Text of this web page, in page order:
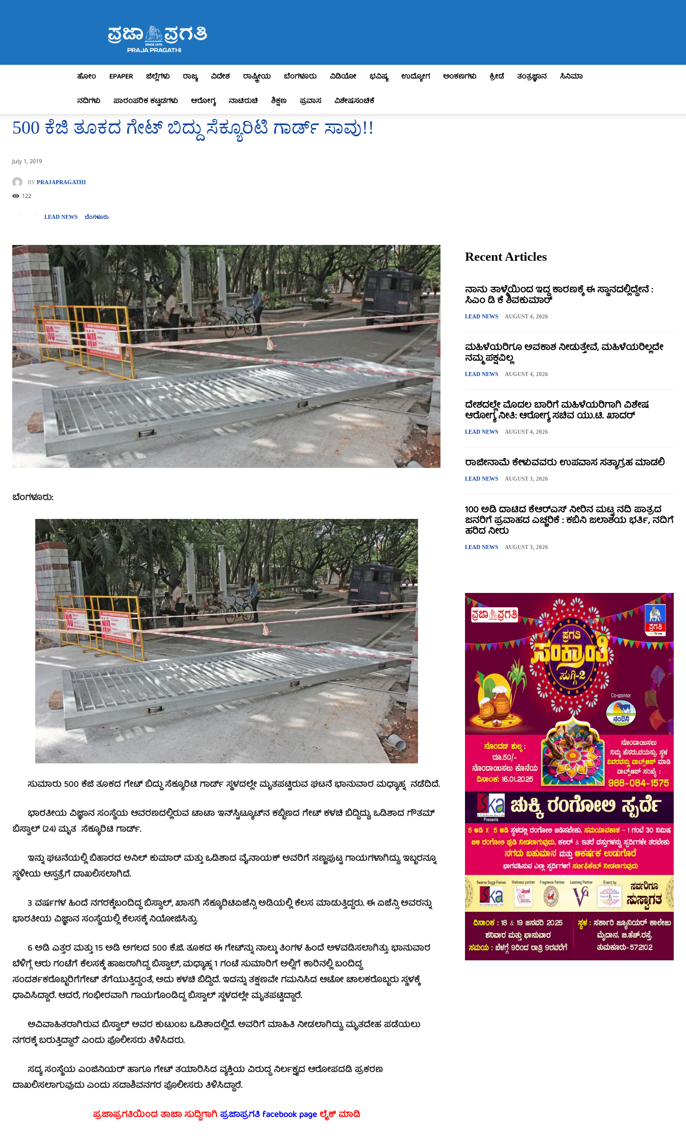
Pragathi
ಹೋಂ EPAPER ಜಿಲ್ಲೆಗಳು ರಾಜ್ಯ ವಿದೇಶ ರಾಷ್ಟ್ರೀಯ ಬೆಂಗಳೂರು ವಿಡಿಯೋ ಭವಿಷ್ಯ ಉದ್ಯೋಗ ಅಂಕಣಗಳು ಕ್ರೀಡೆ ತಂತ್ರಜ್ಞಾನ
ಸಿನಿಮಾ
ನದಿಗಳು
ಪಾರಂಪರಿಕ ಕಟ್ಟಡಗಳು ಆರೋಗ್ಯ ನಾಟಿರುಚಿ ಶಿಕ್ಷಣ ಪ್ರವಾಸ ವಿಶೇಷಸಂಚಿಕೆ
500 ಕೆಜಿ ತೂಕದ ಗೇಟ್ ಬಿದ್ದು ಸೆಕ್ಯೂರಿಟಿ ಗಾರ್ಡ್ ಸಾವು!!
July 1, 2019
BY PRAJAPRAGATHI
122
LEAD NEWS ಬೆಂಗಳೂರು
ಬೆಂಗಳೂರು:
ಸುಮಾರು 500 ಕೆಜಿ ತೂಕದ ಗೇಟ್ ಬಿದ್ದು ಸೆಕ್ಯೂರಿಟಿ ಗಾರ್ಡ್ ಸ್ಥಳದಲ್ಲೇ ಮೃತಪಟ್ಟಿರುವ ಘಟನೆ ಭಾನುವಾರ ಮಧ್ಯಾಹ್ನ ನಡೆದಿದೆ.
ಭಾರತೀಯ ವಿಜ್ಞಾನ ಸಂಸ್ಥೆಯ ಆವರಣದಲ್ಲಿರುವ ಟಾಟಾ ಇನ್‌ಸ್ಟಿಟ್ಯೂಟ್‌ನ ಕಬ್ಬಿಣದ ಗೇಟ್‌ ಕಳಚಿ ಬಿದ್ದಿದ್ದು, ಒಡಿಶಾದ ಗೌತಮ್
ಬಿಸ್ವಾಲ್ (24) ಮೃತ ಸೆಕ್ಯೂರಿಟಿ ಗಾರ್ಡ್.
ಇನ್ನು ಘಟನೆಯಲ್ಲಿ ಬಿಹಾರದ ಅನಿಲ್‌ ಕುಮಾರ್‌ ಮತ್ತು ಒಡಿಶಾದ ವೈ.ನಾಯಕ್‌ ಅವರಿಗೆ ಸಣ್ಣಪುಟ್ಟ ಗಾಯಗಳಾಗಿದ್ದು, ಇಬ್ಬರನ್ನೂ
ಸ್ಥಳೀಯ ಆಸ್ಪತ್ರೆಗೆ ದಾಖಲಿಸಲಾಗಿದೆ.
3 ವರ್ಷಗಳ ಹಿಂದೆ ನಗರಕ್ಕೆಬಂದಿದ್ದ ಬಿಸ್ವಾಲ್‌, ಖಾಸಗಿ ಸೆಕ್ಯೂರಿಟಿಏಜೆನ್ಸಿ ಅಡಿಯಲ್ಲಿ ಕೆಲಸ ಮಾಡುತ್ತಿದ್ದರು. ಈ ಏಜೆನ್ಸಿ ಅವರನ್ನು
ಭಾರತೀಯ ವಿಜ್ಞಾನ ಸಂಸ್ಥೆಯಲ್ಲಿ ಕೆಲಸಕ್ಕೆ ನಿಯೋಜಿಸಿತ್ತು.
6 ಅಡಿ ಎತ್ತರ ಮತ್ತು 15 ಅಡಿ ಅಗಲದ 500 ಕೆ.ಜಿ. ತೂಕದ ಈ ಗೇಟ್‌ನ್ನು ನಾಲ್ಕು ತಿಂಗಳ ಹಿಂದೆ ಅಳವಡಿಸಲಾಗಿತ್ತು. ಭಾನುವಾರ
ಬೆಳಿಗ್ಗೆ ಆರು ಗಂಟೆಗೆ ಕೆಲಸಕ್ಕೆ ಹಾಜರಾಗಿದ್ದ ಬಿಸ್ವಾಲ್, ಮಧ್ಯಾಹ್ನ 1 ಗಂಟೆ ಸುಮಾರಿಗೆ ಅಲ್ಲಿಗೆ ಕಾರಿನಲ್ಲಿ ಬಂದಿದ್ದ
ಸಂದರ್ಶಕರೊಬ್ಬರಿಗೆಗೇಟ್‌ ತೆಗೆಯುತ್ತಿದ್ದಂತೆ, ಅದು ಕಳಚಿ ಬಿದ್ದಿದೆ. ಇದನ್ನು ತಕ್ಷಣವೇ ಗಮನಿಸಿದ ಆಟೋ ಚಾಲಕರೊಬ್ಬರು ಸ್ಥಳಕ್ಕೆ
ಧಾವಿಸಿದ್ದಾರೆ. ಆದರೆ, ಗಂಭೀರವಾಗಿ ಗಾಯಗೊಂಡಿದ್ದ ಬಿಸ್ವಾಲ್‌ ಸ್ಥಳದಲ್ಲೇ ಮೃತಪಟ್ಟಿದ್ದಾರೆ.
ಅವಿವಾಹಿತರಾಗಿರುವ ಬಿಸ್ವಾಲ್‌ ಅವರ ಕುಟುಂಬ ಒಡಿಶಾದಲ್ಲಿದೆ. ಅವರಿಗೆ ಮಾಹಿತಿ ನೀಡಲಾಗಿದ್ದು, ಮೃತದೇಹ ಪಡೆಯಲು
ನಗರಕ್ಕೆ ಬರುತ್ತಿದ್ದಾರೆ’ ಎಂದು ಪೊಲೀಸರು ತಿಳಿಸಿದರು.
ಸದ್ಯ ಸಂಸ್ಥೆಯ ಎಂಜಿನಿಯರ್ ಹಾಗೂ ಗೇಟ್ ತಯಾರಿಸಿದ ವ್ಯಕ್ತಿಯ ವಿರುದ್ಧ ನಿರ್ಲಕ್ಷ್ಯದ ಆರೋಪದಡಿ ಪ್ರಕರಣ
ದಾಖಲಿಸಲಾಗುವುದು ಎಂದು ಸದಾಶಿವನಗರ ಪೊಲೀಸರು ತಿಳಿಸಿದ್ದಾರೆ.
ಪ್ರಜಾಪ್ರಗತಿಯಿಂದ ತಾಜಾ ಸುದ್ದಿಗಾಗಿ ಪ್ರಜಾಪ್ರಗತಿ facebookpageಲೈಕ್ ಮಾಡಿ
Recent Articles
ನಾನು ತಾಳ್ಮೆಯಿಂದ ಇದ್ದ ಕಾರಣಕ್ಕೆ ಈ ಸ್ಥಾನದಲ್ಲಿದ್ದೇನೆ :
ಸಿಎಂ ಡಿ ಕೆ ಶಿವಕುಮಾರ್
LEAD NEWS AUGUST 4, 2026
ಮಹಿಳೆಯರಿಗೂ ಅವಕಾಶ ನೀಡುತ್ತೇವೆ, ಮಹಿಳೆಯರಿಲ್ಲದೇ
ನಮ್ಮ ಪಕ್ಷವಿಲ್ಲ
LEAD NEWS AUGUST 4, 2026
ದೇಶದಲ್ಲೇ ಮೊದಲ ಬಾರಿಗೆ ಮಹಿಳೆಯರಿಗಾಗಿ ವಿಶೇಷ
ಆರೋಗ್ಯ ನೀತಿ: ಆರೋಗ್ಯ ಸಚಿವ ಯು.ಟಿ. ಖಾದರ್
LEAD NEWS AUGUST 4, 2026
ರಾಜೀನಾಮೆ ಕೇಳುವವರು ಉಪವಾಸ ಸತ್ಯಾಗ್ರಹ ಮಾಡಲಿ
LEAD NEWS AUGUST 3, 2026
100 ಅಡಿ ದಾಟಿದ ಕೆಆರ್‌ಎಸ್ ನೀರಿನ ಮಟ್ಟ ನದಿ ಪಾತ್ರದ
ಜನರಿಗೆ ಪ್ರವಾಹದ ಎಚ್ಚರಿಕೆ : ಕಬಿನಿ ಜಲಾಶಯ ಭರ್ತಿ, ನದಿಗೆ
ಹರಿದ ನೀರು
LEAD NEWS AUGUST 3, 2026